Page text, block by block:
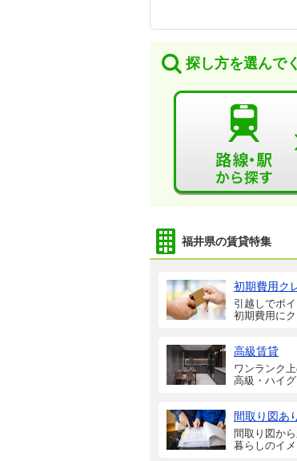
探し方を選んで
福井県の賃貸特集
初期費用ク
引越しでポ
初期費用に
高級賃貸
ワンランク
高級・ハイ
間取り図あ
間取り図か
暮らしのイ